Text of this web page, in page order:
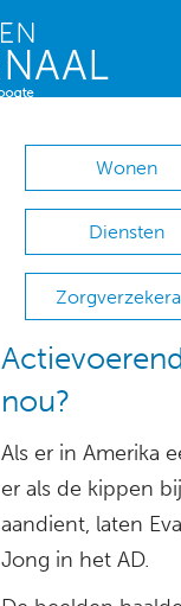
Wonen
Diensten
nou?
Als er in Amerika
er als de kippen
aandient, laten
Jong in het AD.